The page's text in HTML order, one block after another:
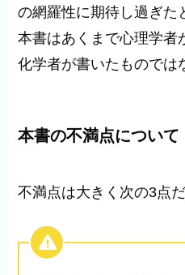
の網羅性に期待し過ぎた
本書はあくまで心理学者
化学者が書いたものでは
本書の不満点について
不満点は大きく次の3点だ